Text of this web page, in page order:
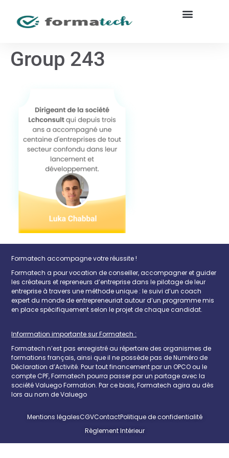
Group 243
Formatech accompagne votre réussite !
Formatech a pour vocation de conseiller, accompagner et guider
les créateurs et repreneurs d’entreprise dans le pilotage de leur
entreprise à travers une méthode unique : le suivi d’un coach
expert du monde de entrepreneuriat autour d’un programme mis
en place spécifiquement selon le projet de chaque candidat.
Inforrmation importante sur Formatech :
Formatech n’est pas enregistré au répertoire des organismes de
formations français, ainsi que il ne possède pas de Numéro de
Déclaration d’Activité. Pour tout financement par un OPCO ou le
compte CPF, Formatech pourra passer par un partage avec la
société Valuego Formation. Par ce biais, Formatech agira au dès
lors au nom de Valuego
Mentions légalesCGVContactPolitique de confidentialité
Règlement Intérieur